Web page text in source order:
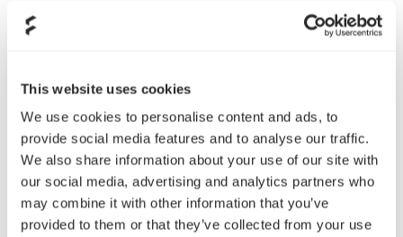
This website uses cookies
We use cookies to personalise content and ads, to
provide social media features and to analyse our traffic.
We also share information about your use of our site with
our social media, advertising and analytics partners who
may combine it with other information that you’ve
provided to them or that they’ve collected from your use
ランスを実現します。またPWMモードでは、いかなる利用状況
でも正確なマニュアル調整が可能です。